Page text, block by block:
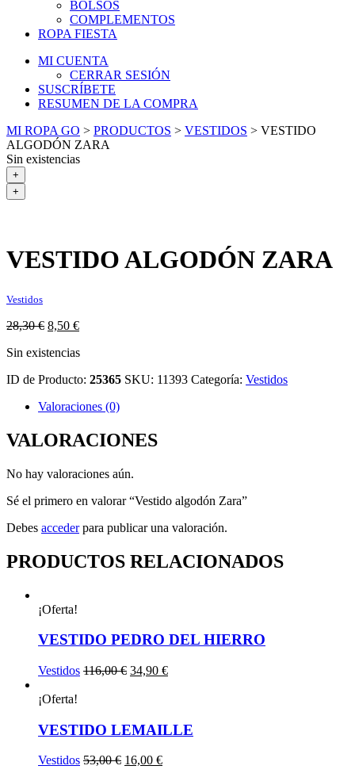
BOLSOS
COMPLEMENTOS
ROPA FIESTA
MI CUENTA
CERRAR SESIÓN
SUSCRÍBETE
RESUMEN DE LA COMPRA
MI ROPA GO > PRODUCTOS > VESTIDOS > VESTIDO
ALGODÓN ZARA
Sin existencias
+
+
VESTIDO ALGODÓN ZARA
Vestidos
28,30€ El
original
28,30 €.
8,50 €El
actual
8,50 €.
Sin existencias
ID de Producto: 25365 SKU: 11393 Categoría: Vestidos
Valoraciones (0)
VALORACIONES
No hay valoraciones aún.
Sé el primero en valorar “Vestido algodón Zara”
Debes accederpara publicar una valoración.
PRODUCTOS RELACIONADOS
¡Oferta!
VESTIDO PEDRO DEL HIERRO
Vestidos 116,00€ El
116,00 €.
34,90 €El
34,90 €.
¡Oferta!
VESTIDO LEMAILLE
Vestidos 53,00€ El
16,00 €El